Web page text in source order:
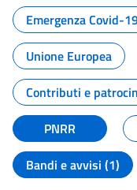
Emergenza Covid-
Unione Europea
Contributi e
PNRR
Bandi e avvisi (1)